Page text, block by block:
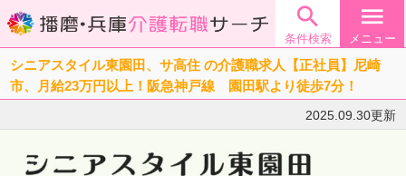

条件検索
menu
メニュー
シニアスタイル東園田、サ高住 の介護職求人【正社員】尼崎
市、月給23万円以上！阪急神戸線 園田駅より徒歩7分！
2025.09.30更新